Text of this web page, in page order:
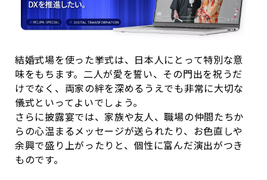
結婚式場を使った挙式は、日本人にとって特別な意
味をもちます。二人が愛を誓い、その門出を祝うだ
けでなく、両家の絆を深めるうえでも非常に大切な
儀式といってよいでしょう。
さらに披露宴では、家族や友人、職場の仲間たちか
らの心温まるメッセージが送られたり、お色直しや
余興で盛り上がったりと、個性に富んだ演出がつき
ものです。